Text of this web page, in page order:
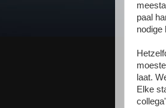
paal
nodige
laat.
Elke